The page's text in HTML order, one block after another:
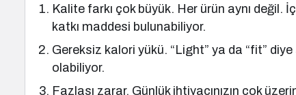
Kalite farkı çok büyük. Her ürün aynı değil.
katkı maddesi bulunabiliyor.
Gereksiz kalori yükü. “Light” ya da “fit”
olabiliyor.
Fazlası zarar. Günlük ihtiyacınızın çok